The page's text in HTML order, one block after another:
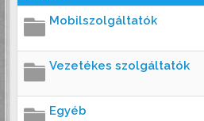
Mobilszolgáltatók
Vezetékes szolgáltatók
Egyéb